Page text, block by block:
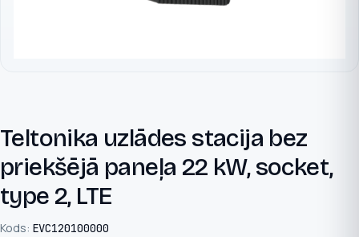
Teltonika uzlādes stacija bez
priekšējā paneļa 22 kW, socket,
type 2, LTE
Kods: EVC120100000